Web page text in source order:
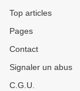
Top articles
Pages
Contact
Signaler un abus
C.G.U.